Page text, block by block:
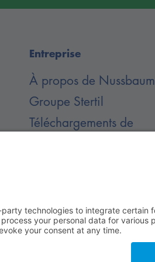
Entreprise
À propos de Nussbaum
Groupe Stertil
Téléchargements de
- Alle Rechte vorbehalten.